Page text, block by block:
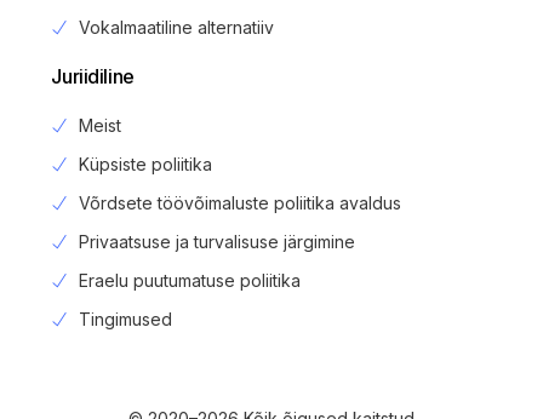
Vokalmaatiline alternatiiv
Juriidiline
Meist
Küpsiste poliitika
Võrdsete töövõimaluste poliitika avaldus
Privaatsuse ja turvalisuse järgimine
Eraelu puutumatuse poliitika
Tingimused